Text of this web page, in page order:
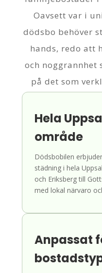
Oavsett var i
dödsbo behöver
hands, redo att
och noggrannhet
på det som
Hela
område
Dödsbobilen
städning i hela
och Eriksberg till
med lokal närvaro
Anpassat